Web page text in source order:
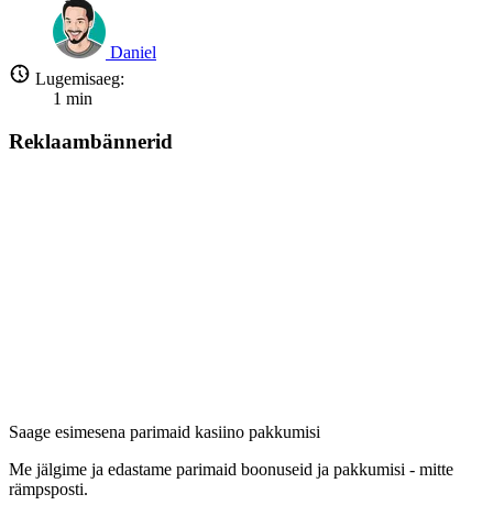
Daniel
Lugemisaeg:
1 min
Reklaambännerid
Saage esimesena parimaid kasiino pakkumisi
Me jälgime ja edastame parimaid boonuseid ja pakkumisi - mitte
rämpsposti.